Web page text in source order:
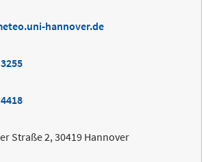
hannover.de
Straße 2, 30419 Hannover